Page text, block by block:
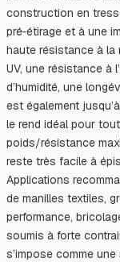
construction en
pré‑étirage et à une
haute résistance à la
UV, une résistance à
d’humidité, une
est également
le rend idéal pour
poids/résistance
reste très facile à
Applications
de manilles textiles,
performance,
soumis à forte
s’impose comme